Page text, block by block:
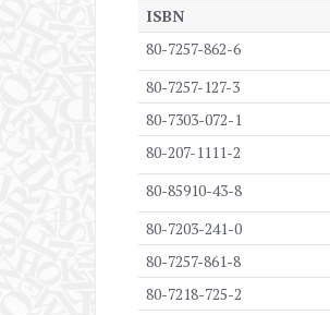
ISBN
80-7257-862-6
80-7257-127-3
80-7303-072-1
80-207-1111-2
80-85910-43-8
80-7203-241-0
80-7257-861-8
80-7218-725-2